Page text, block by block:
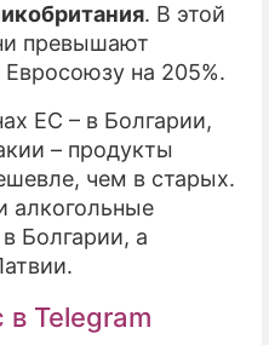
. В этой
превышают
Евросоюзу на 205%.
ЕС – в Болгарии,
– продукты
чем в старых.
Болгарии, а
Telegram